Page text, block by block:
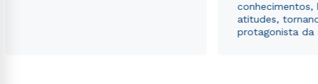
conhecimentos,
atitudes,
protagonista da